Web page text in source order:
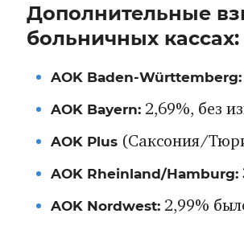
Дополнительные
больничных кассах:
AOK Baden-Württemberg:
AOK Bayern: 2,69%, без
AOK Plus (Саксония/
AOK Rheinland/Hamburg:
AOK Nordwest: 2,99%